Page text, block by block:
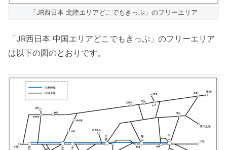
「JR西日本 北陸エリアどこでもきっぷ」のフリーエリア
「JR西日本 中国エリアどこでもきっぷ」のフリーエリア
は以下の図のとおりです。